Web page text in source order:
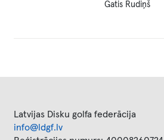
Gatis Rudiņš
Latvijas Disku golfa federācija
info@ldgf.lv